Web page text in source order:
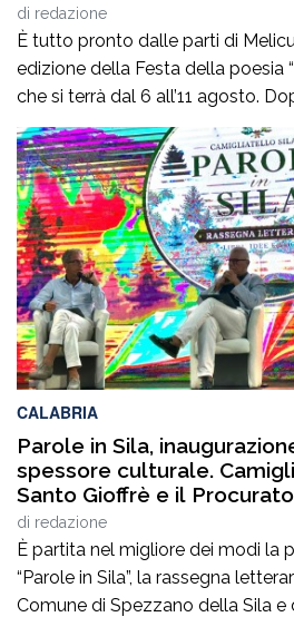
di redazione
È tutto pronto dalle parti di
edizione della Festa della poesia
che si terrà dal 6 all’11 agosto.
prime due edizioni, nel 2024 e
portato nell’entroterra calabrese
della cultura italiana e
quest’annoLYRIKS – Laboratorio
CALABRIA
Parole in Sila,
spessore culturale.
Santo Gioffrè e il
Stefano Musolino
di redazione
È partita nel migliore dei modi la
“Parole in Sila”, la rassegna
Comune di Spezzano della Sila